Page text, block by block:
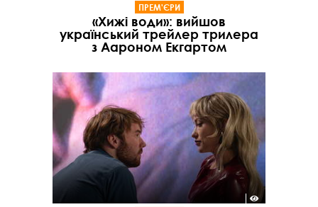
ПРЕМ'ЄРИ
«Хижі води»: вийшов
український трейлер трилера
з Аароном Екгартом